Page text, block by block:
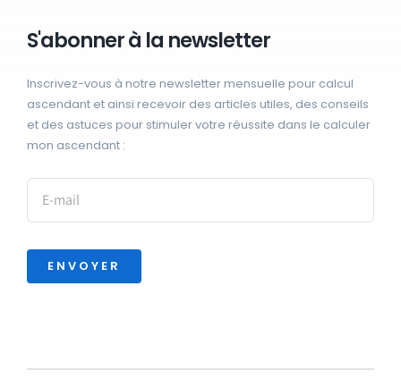
S'abonner à la newsletter
Inscrivez-vous à notre newsletter mensuelle pour calcul
ascendant et ainsi recevoir des articles utiles, des conseils
et des astuces pour stimuler votre réussite dans le calculer
mon ascendant :
ENVOYER